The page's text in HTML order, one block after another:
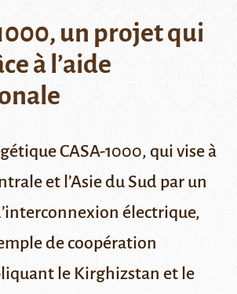
un projet qui
à l’aide
CASA-1000, qui vise à
et l’Asie du Sud par un
électrique,
de coopération
le Kirghizstan et le